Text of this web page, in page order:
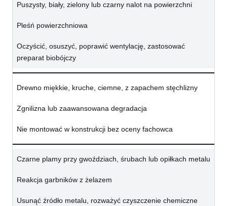
Puszysty, biały, zielony lub czarny nalot na powierzchni
Pleśń powierzchniowa
Oczyścić, osuszyć, poprawić wentylację, zastosować
preparat biobójczy
Drewno miękkie, kruche, ciemne, z zapachem stęchlizny
Zgnilizna lub zaawansowana degradacja
Nie montować w konstrukcji bez oceny fachowca
Czarne plamy przy gwoździach, śrubach lub opiłkach metalu
Reakcja garbników z żelazem
Usunąć źródło metalu, rozważyć czyszczenie chemiczne